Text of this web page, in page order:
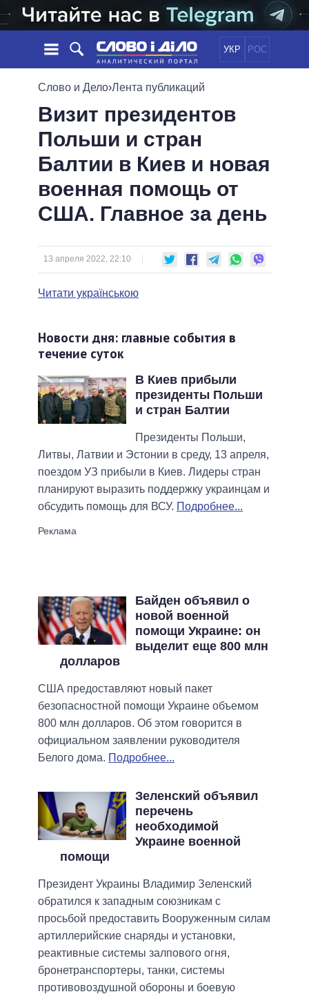
УКР РОС
НОВОСТИ
ЛЕНТА
СОБЫТИЯ
СТАТЬИ
ОБЗОРЫ
ДАЙДЖЕСТЫ
ПОЛИТИКА
ЭКОНОМИКА
ОБЩЕСТВО
ОБЕЩАНИЯ
ПОЛИТИКИ
ПРЕЗИДЕНТ И ОФИС
ВЕРХОВНАЯ РАДА
ГЛАВЫ ОБЛАДМИНИСТРАЦИЙ
ВСЕ ПЕРСОНЫ
ВИДЕО
СРАВНЕНИЕ ПОЛИТИКОВ
Слово и Дело›Лента публикаций
Визит президентов
Польши и стран
Балтии в Киев и новая
военная помощь от
США. Главное за день
13 апреля 2022, 22:10
Читати українською
Новости дня: главные события в
течение суток
В Киев прибыли
президенты Польши
и стран Балтии
Президенты Польши,
Литвы, Латвии и Эстонии в среду, 13 апреля,
поездом УЗ прибыли в Киев. Лидеры стран
планируют выразить поддержку украинцам и
обсудить помощь для ВСУ. Подробнее...
Байден объявил о
новой военной
помощи Украине: он
выделит еще 800 млн
долларов
США предоставляют новый пакет
безопасностной помощи Украине объемом
800 млн долларов. Об этом говорится в
официальном заявлении руководителя
Белого дома. Подробнее...
Зеленский объявил
перечень
необходимой
Украине военной
помощи
Президент Украины Владимир Зеленский
обратился к западным союзникам с
просьбой предоставить Вооруженным силам
артиллерийские снаряды и установки,
реактивные системы залпового огня,
бронетранспортеры, танки, системы
противовоздушной обороны и боевую